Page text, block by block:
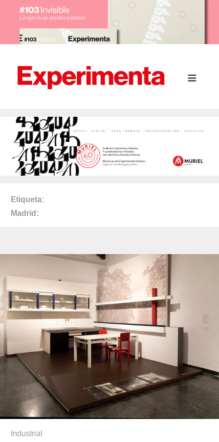
Etiqueta
Madrid
Industrial